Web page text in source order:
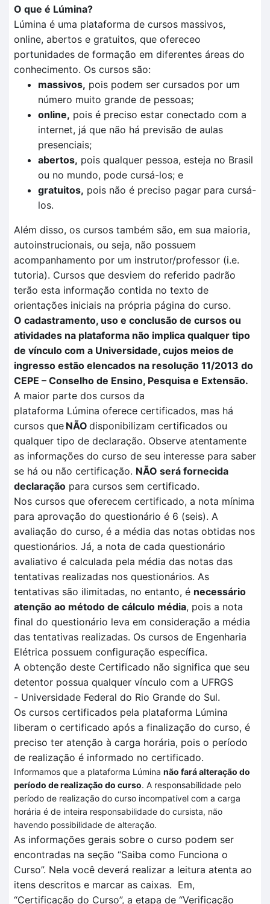
O que é Lúmina?
Lúmina é uma plataforma de cursos massivos,
online, abertos e gratuitos, que ofereceo
portunidades de formação em diferentes áreas do
conhecimento. Os cursos são:
massivos, pois podem ser cursados por um
número muito grande de pessoas;
online, pois é preciso estar conectado com a
internet, já que não há previsão de aulas
presenciais;
abertos, pois qualquer pessoa, esteja no Brasil
ou no mundo, pode cursá-los; e
gratuitos, pois não é preciso pagar para cursá-
los.
Além disso, os cursos também são, em sua maioria,
autoinstrucionais, ou seja, não possuem
acompanhamento por um instrutor/professor (i.e.
tutoria). Cursos que desviem do referido padrão
terão esta informação contida no texto de
orientações iniciais na própria página do curso.
O cadastramento, uso e conclusão de cursos ou
atividades na plataforma não implica qualquer tipo
de vínculo com a Universidade, cujos meios de
ingresso estão elencados na resolução 11/2013 do
CEPE – Conselho de Ensino, Pesquisa e Extensão.
A maior parte dos cursos da
plataforma Lúmina oferece certificados, mas há
cursos que NÃO disponibilizam certificados ou
qualquer tipo de declaração. Observe atentamente
as informações do curso de seu interesse para saber
se há ou não certificação. NÃO será fornecida
declaração para cursos sem certificado.
Nos cursos que oferecem certificado, a nota mínima
para aprovação do questionário é 6 (seis). A
avaliação do curso, é a média das notas obtidas nos
questionários. Já, a nota de cada questionário
avaliativo é calculada pela média das notas das
tentativas realizadas nos questionários. As
tentativas são ilimitadas, no entanto, é necessário
atenção ao método de cálculo média, pois a nota
final do questionário leva em consideração a média
das tentativas realizadas. Os cursos de Engenharia
Elétrica possuem configuração específica.
A obtenção deste Certificado não significa que seu
detentor possua qualquer vínculo com a UFRGS
- Universidade Federal do Rio Grande do Sul.
Os cursos certificados pela plataforma Lúmina
liberam o certificado após a finalização do curso, é
preciso ter atenção à carga horária, pois o período
de realização é informado no certificado.
Informamos que a plataforma Lúmina não fará alteração do
período de realização do curso. A responsabilidade pelo
período de realização do curso incompatível com a carga
horária é de inteira responsabilidade do cursista, não
havendo possibilidade de alteração.
As informações gerais sobre o curso podem ser
encontradas na seção “Saiba como Funciona o
Curso”. Nela você deverá realizar a leitura atenta ao
itens descritos e marcar as caixas. Em,
“Certificação do Curso”, a etapa de “Verificação